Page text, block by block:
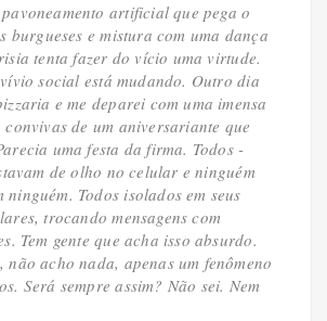
artificial que pega o
burgueses e mistura com uma dança
tenta fazer do vício uma virtude.
social está mudando. Outro dia
e me deparei com uma imensa
convivas de um aniversariante que
uma festa da firma. Todos -
de olho no celular e ninguém
ninguém. Todos isolados em seus
trocando mensagens com
Tem gente que acha isso absurdo.
não acho nada, apenas um fenômeno
Será sempre assim? Não sei. Nem